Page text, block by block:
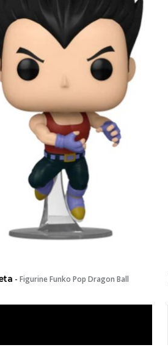
- Figurine Funko Pop Dragon Ball